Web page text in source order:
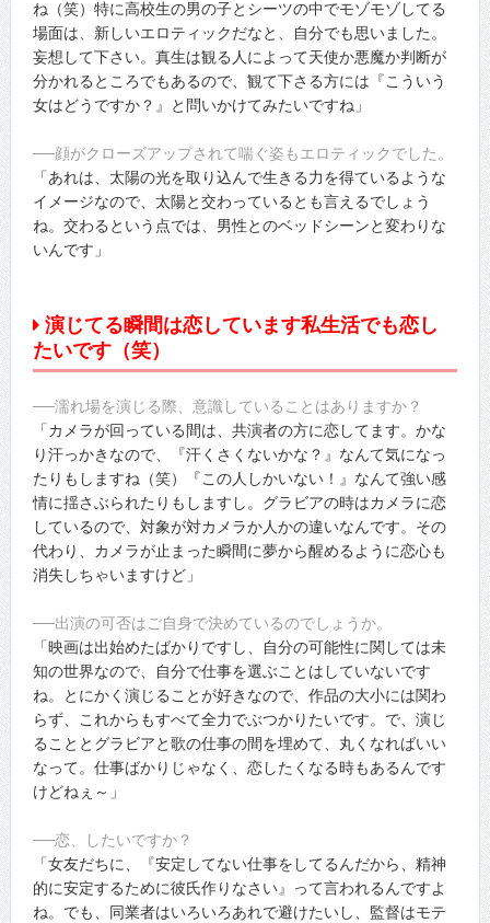
ね（笑）特に高校生の男の子とシーツの中でモゾモゾしてる
場面は、新しいエロティックだなと、自分でも思いました。
妄想して下さい。真生は観る人によって天使か悪魔か判断が
分かれるところでもあるので、観て下さる方には『こういう
女はどうですか？』と問いかけてみたいですね」
──顔がクローズアップされて喘ぐ姿もエロティックでした。
「あれは、太陽の光を取り込んで生きる力を得ているような
イメージなので、太陽と交わっているとも言えるでしょう
ね。交わるという点では、男性とのベッドシーンと変わりな
いんです」
演じてる瞬間は恋しています私生活でも恋し
たいです（笑）
──濡れ場を演じる際、意識していることはありますか？
「カメラが回っている間は、共演者の方に恋してます。かな
り汗っかきなので、『汗くさくないかな？』なんて気になっ
たりもしますね（笑）『この人しかいない！』なんて強い感
情に揺さぶられたりもしますし。グラビアの時はカメラに恋
しているので、対象が対カメラか人かの違いなんです。その
代わり、カメラが止まった瞬間に夢から醒めるように恋心も
消失しちゃいますけど」
──出演の可否はご自身で決めているのでしょうか。
「映画は出始めたばかりですし、自分の可能性に関しては未
知の世界なので、自分で仕事を選ぶことはしていないです
ね。とにかく演じることが好きなので、作品の大小には関わ
らず、これからもすべて全力でぶつかりたいです。で、演じ
ることとグラビアと歌の仕事の間を埋めて、丸くなればいい
なって。仕事ばかりじゃなく、恋したくなる時もあるんです
けどねぇ～」
──恋、したいですか？
「女友だちに、『安定してない仕事をしてるんだから、精神
的に安定するために彼氏作りなさい』って言われるんですよ
ね。でも、同業者はいろいろあれで避けたいし、監督はモテ